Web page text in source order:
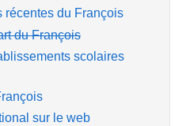
récentes du François
du François
scolaires
sur le web